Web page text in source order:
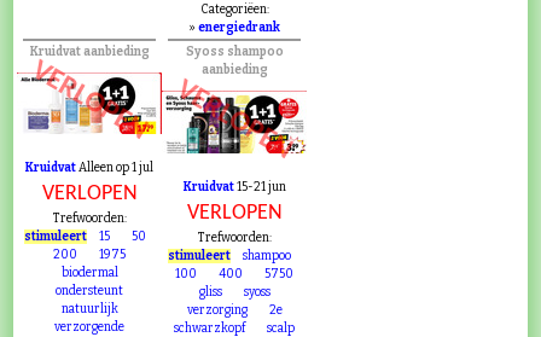
Categoriëen:
»energiedrank
Kruidvat aanbieding
VERLOPEN
KruidvatAlleen op 1 jul
VERLOPEN
Trefwoorden:
stimuleert
15
50
200
1975
biodermal
ondersteunt
natuurlijk
verzorgende
Syoss shampoo
aanbieding
VERLOPEN
Kruidvat15-21 jun
VERLOPEN
Trefwoorden:
stimuleert
shampoo
100
400
5750
gliss
syoss
verzorging
2e
schwarzkopf
scalp